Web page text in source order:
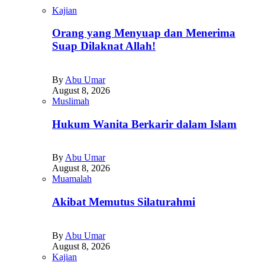
Kajian
Orang yang Menyuap dan Menerima
Suap Dilaknat Allah!
By Abu Umar
August 8, 2026
Muslimah
Hukum Wanita Berkarir dalam Islam
ByAbu Umar
August 8, 2026
Muamalah
Akibat Memutus Silaturahmi
By Abu Umar
August 8, 2026
Kajian